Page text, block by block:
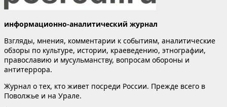
информационно-аналитический журнал
Взгляды, мнения, комментарии к событиям, аналитические
обзоры по культуре, истории, краеведению, этнографии,
православию и мусульманству, вопросам обороны и
антитеррора.
Журнал о тех, кто живет посреди России. Прежде всего в
Поволжье и на Урале.